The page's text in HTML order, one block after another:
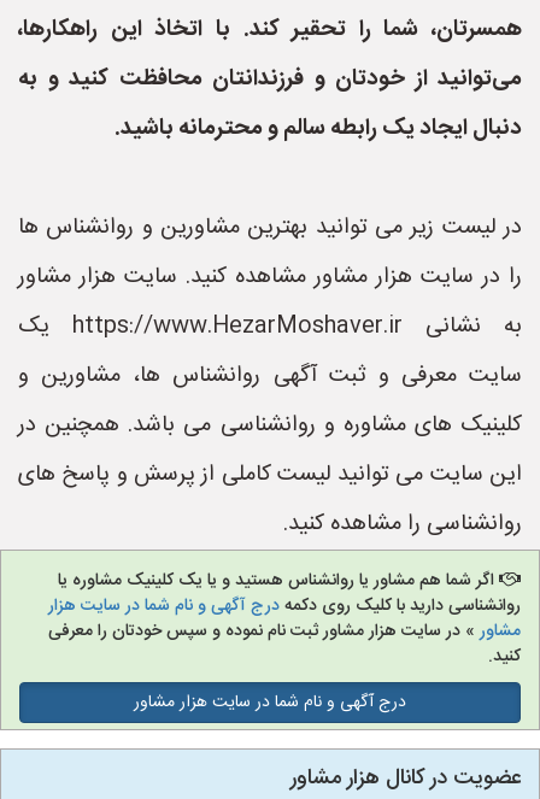
همسرتان، شما را تحقیر کند. با اتخاذ این راهکارها،
می‌توانید از خودتان و فرزندانتان محافظت کنید و به
دنبال ایجاد یک رابطه سالم و محترمانه باشید.
در لیست زیر می توانید بهترین مشاورین و روانشناس ها
را در سایت هزار مشاور مشاهده کنید. سایت هزار مشاور
به نشانی https://www.HezarMoshaver.ir یک
سایت معرفی و ثبت آگهی روانشناس ها، مشاورین و
کلینیک های مشاوره و روانشناسی می باشد. همچنین در
این سایت می توانید لیست کاملی از پرسش و پاسخ های
روانشناسی را مشاهده کنید.
اگر شما هم مشاور یا روانشناس هستید و یا یک کلینیک مشاوره یا
روانشناسی دارید با کلیک روی دکمهدرج آگهی و نام شما در سایت هزار
مشاور» در سایت هزار مشاور ثبت نام نموده و سپس خودتان را معرفی
کنید.
درج آگهی و نام شما در سایت هزار مشاور
عضویت در کانال هزار مشاور